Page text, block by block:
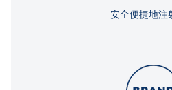
安全便捷地注